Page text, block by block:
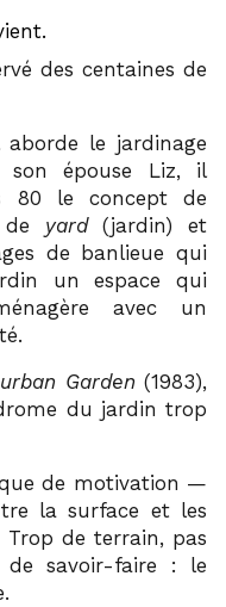
des centaines de
le jardinage
son épouse Liz, il
80 le concept de
yard(jardin) et
de banlieue qui
un espace qui
avec un
Garden(1983),
du jardin trop
de motivation —
la surface et les
Trop de terrain, pas
de savoir-faire : le